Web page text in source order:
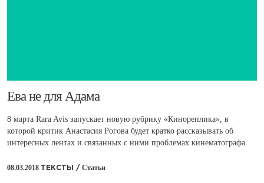
Ева не для Адама
8 марта Rara Avis запускает новую рубрику «Кинореплика», в
которой критик Анастасия Рогова будет кратко рассказывать об
интересных лентах и связанных с ними проблемах кинематографа.
08.03.2018 ТЕКСТЫ / Статьи